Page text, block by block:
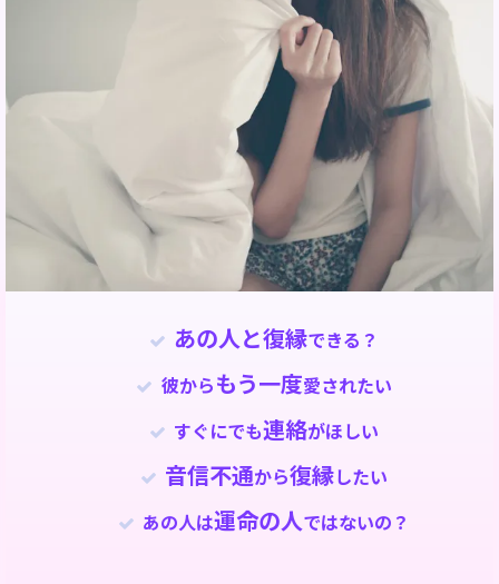
あの人と復縁できる？
彼からもう一度愛されたい
すぐにでも連絡がほしい
音信不通から復縁したい
あの人は運命の人ではないの？